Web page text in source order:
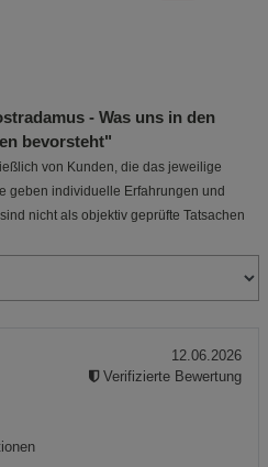
- Was uns in den
bevorsteht"
von Kunden, die das jeweilige
geben individuelle Erfahrungen und
nicht als objektiv geprüfte Tatsachen
12.06.2026
Verifizierte Bewertung